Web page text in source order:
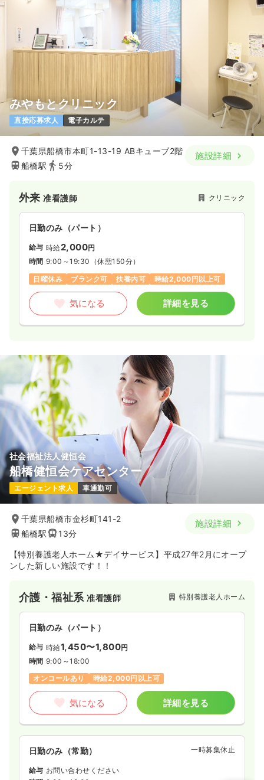
みやもとクリニック
直接応募求人 電子カルテ
千葉県船橋市本町1-13-19 ABキューブ2階
船橋駅
5分
施設詳細
外来准看護師 クリニック
日勤のみ（パート）
給与 時給2,000円
時間 9:00～19:30 （休憩150分）
日曜休み
ブランク可 扶養内可 時給2,000円以上可
気になる 詳細を見る
社会福祉法人健恒会
船橋健恒会ケアセンター
エージェント求人 車通勤可
千葉県船橋市金杉町141-2
船橋駅
13分
施設詳細
【特別養護老人ホーム★デイサービス】平成27年2月にオープ
ンした新しい施設です！！
介護・福祉系准看護師 特別養護老人ホーム
日勤のみ（パート）
給与 時給1,450〜1,800円
時間 9:00～18:00
オンコールあり
時給2,000円以上可
気になる 詳細を見る
日勤のみ（常勤） 一時募集休止
給与 お問い合わせください